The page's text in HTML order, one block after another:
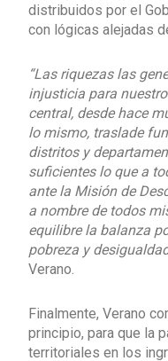
distribuidos por el
con lógicas alejadas
“Las riquezas las
injusticia para
central, desde hace
lo mismo, traslade
distritos y
suficientes lo que a
ante la Misión de
a nombre de todos
equilibre la balanza
pobreza y
Verano.
Finalmente, Verano
principio, para que la
territoriales en los